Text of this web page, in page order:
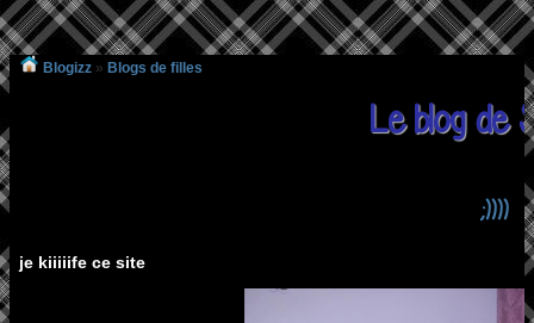
Blogizz » Blogs de filles
Le blog de
;))))
je kiiiiife ce site